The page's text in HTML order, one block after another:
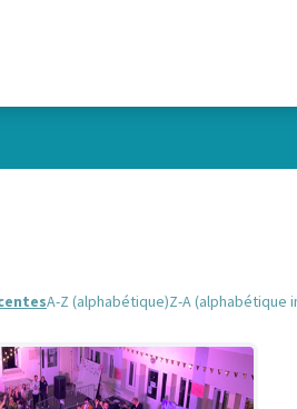
utilisateur
A-Z (alphabétique)Z-A (alphabétique